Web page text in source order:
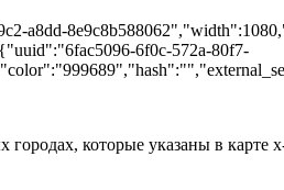
6f0c-572a-80f7-
которые указаны в